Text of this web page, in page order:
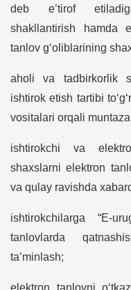
deb e’tirof
shakllantirish hamda
tanlov g‘oliblarining
aholi va tadbirkorlik
ishtirok etish tartibi
vositalari orqali
ishtirokchi va
shaxslarni elektron
va qulay ravishda
ishtirokchilarga “E-
tanlovlarda
ta’minlash;